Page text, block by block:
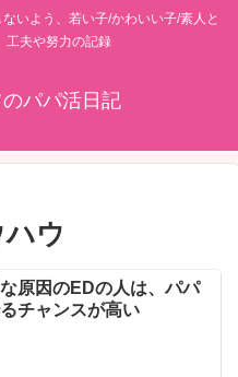
いよう、若い子/かわいい子/素人と
工夫や努力の記録
パパ活日記
ウ
原因のEDの人は、パパ
チャンスが高い